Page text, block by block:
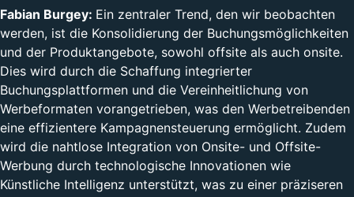
Fabian Burgey: Ein zentraler Trend, den wir beobachten
werden, ist die Konsolidierung der Buchungsmöglichkeiten
und der Produktangebote, sowohl offsite als auch onsite.
Dies wird durch die Schaffung integrierter
Buchungsplattformen und die Vereinheitlichung von
Werbeformaten vorangetrieben, was den Werbetreibenden
eine effizientere Kampagnensteuerung ermöglicht. Zudem
wird die nahtlose Integration von Onsite- und Offsite-
Werbung durch technologische Innovationen wie
Künstliche Intelligenz unterstützt, was zu einer präziseren